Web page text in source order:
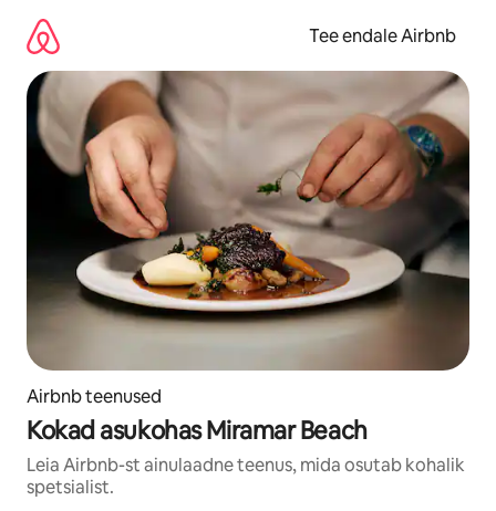
juurde
Tee endale Airbnb
Airbnb teenused
Kokad asukohas Miramar Beach
Leia Airbnb-st ainulaadne teenus, mida osutab kohalik
spetsialist.